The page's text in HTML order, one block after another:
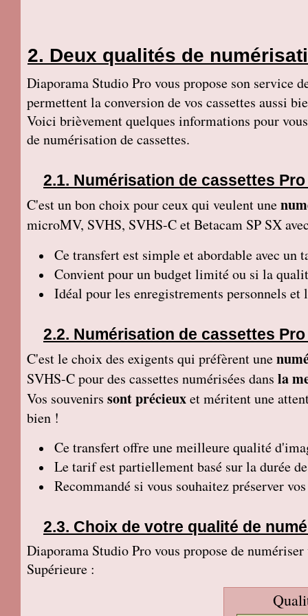
Deux qualités de
Diaporama Studio Pro vous propose son service
permettent la conversion de vos cassettes aussi
Voici brièvement quelques informations pour
de numérisation de cassettes.
Numérisation de cassettes
C'est un bon choix pour ceux qui veulent une
microMV, SVHS, SVHS-C et Betacam SP SX
Ce transfertest simple et abordable avec un
Convient pour un budget limité ou si la
Idéal pour les enregistrements personnels
Numérisation de cassettes
C'est le choix des exigents qui préfèrent une
SVHS-C pour des cassettes numérisées dans la
Vos souvenirs sont précieuxet méritent une
bien !
Ce transfertoffre une meilleure qualité
Le tarif est partiellement basé sur la durée
Recommandé si vous souhaitez préserver
Choix de votre qualité de
Diaporama Studio Pro vous propose de
Supérieure :